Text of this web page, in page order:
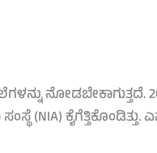
ನೋಡಬೇಕಾಗುತ್ತದೆ.
(NIA)